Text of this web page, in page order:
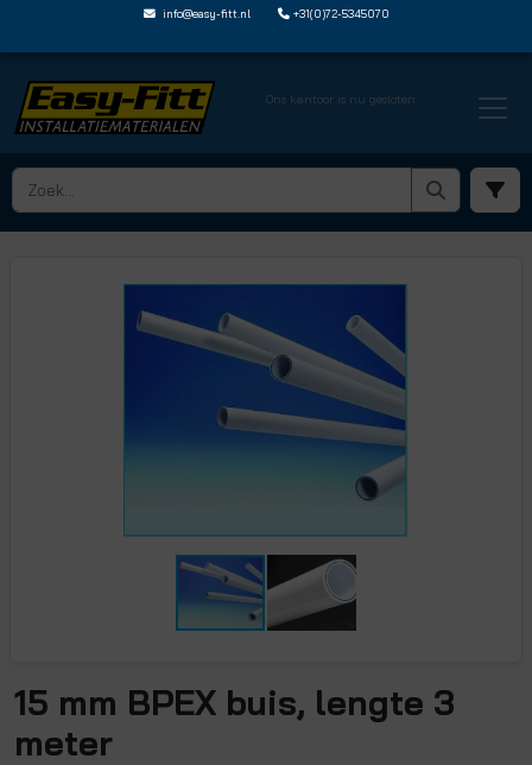
info@easy-fitt.nl +31(0)72-5345070
Ons kantoor is nu gesloten
HOME › JOHN GUEST BPEX SPEEDPEX BUIS › BPEX BUIS LENGTES › 15BPEX 3L
15 mm BPEX buis, lengte 3
meter